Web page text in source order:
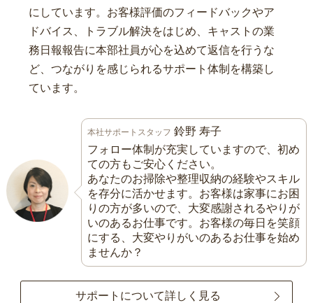
にしています。お客様評価のフィードバックやア
ドバイス、トラブル解決をはじめ、キャストの業
務日報報告に本部社員が心を込めて返信を行うな
ど、つながりを感じられるサポート体制を構築し
ています。
本社サポートスタッフ 鈴野 寿子
フォロー体制が充実していますので、初め
ての方もご安心ください。
あなたのお掃除や整理収納の経験やスキル
を存分に活かせます。お客様は家事にお困
りの方が多いので、大変感謝されるやりが
いのあるお仕事です。お客様の毎日を笑顔
にする、大変やりがいのあるお仕事を始め
ませんか？
サポートについて詳しく見る